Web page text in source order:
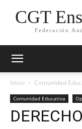
CGT
Federación
Inicio Comunidad
Comunidad Educativa